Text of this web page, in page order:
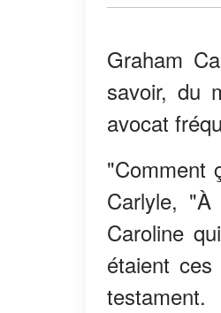
Graham
savoir, du
avocat
"Comment
Carlyle,
Caroline
étaient
testament.